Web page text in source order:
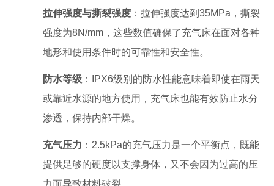
拉伸强度与撕裂强度 ：拉伸强度达到35MPa，撕裂
强度为8N/mm，这些数值确保了充气床在面对各种
地形和使用条件时的可靠性和安全性。
防水等级 ：IPX6级别的防水性能意味着即使在雨天
或靠近水源的地方使用，充气床也能有效防止水分
渗透，保持内部干燥。
充气压力 ：2.5kPa的充气压力是一个平衡点，既能
提供足够的硬度以支撑身体，又不会因为过高的压
力而导致材料破裂。